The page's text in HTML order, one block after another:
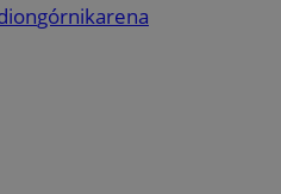
górnikarena